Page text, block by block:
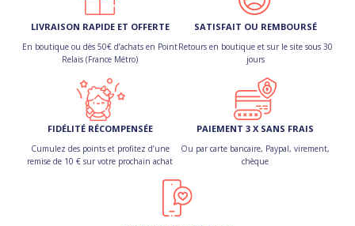
LIVRAISON RAPIDE ET OFFERTE
En boutique ou dès 50€ d’achats en Point
Relais (France Métro)
SATISFAIT OU REMBOURSÉ
Retours en boutique et sur le site sous 30
jours
FIDÉLITÉ RÉCOMPENSÉE
Cumulez des points et profitez d’une
remise de 10 € sur votre prochain achat
PAIEMENT 3 X SANS FRAIS
Ou par carte bancaire, Paypal, virement,
chèque